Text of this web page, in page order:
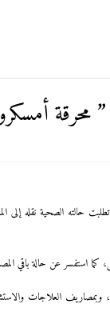
محرقة
حالته الصحية نقله إلى
استفسر عن حالة باقي
العلاجات